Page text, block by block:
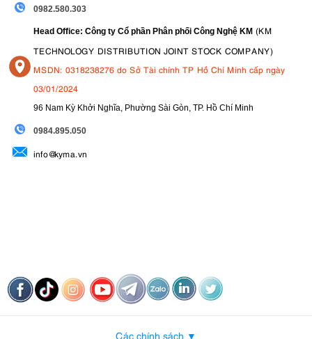
0982.580.303
Head Office: Công ty Cổ phần Phân phối Công Nghệ KM (KM
TECHNOLOGY DISTRIBUTION JOINT STOCK COMPANY)
MSDN: 0318238276 do Sở Tài chính TP Hồ Chí Minh cấp ngày
03/01/2024
96 Nam Kỳ Khởi Nghĩa, Phường Sài Gòn, TP. Hồ Chí Minh
0984.895.050
info@kyma.vn
Các chính sách ▼